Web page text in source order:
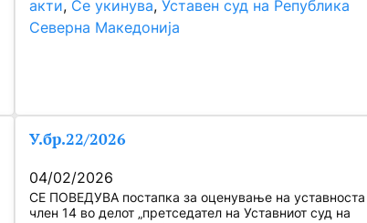
акти, Се укинува, Уставен суд на Република
Северна Македонија
У.бр.22/2026
04/02/2026
СЕ ПОВЕДУВА постапка за оценување на уставноста
член 14 во делот „претседател на Уставниот суд на